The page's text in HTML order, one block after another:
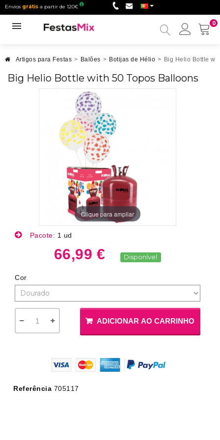
Envios grátis a partir de 120€
0
Minha
Artigos para Festas > Balões > Botijas de Hélio > Big Helio Bottle
Big Helio Bottle with 50 Topos Balloons
Clique para ampliar
Pacote: 1 ud
66,99 € Disponível
Cor
ADICIONAR AO CARRINHO
Referência 705117